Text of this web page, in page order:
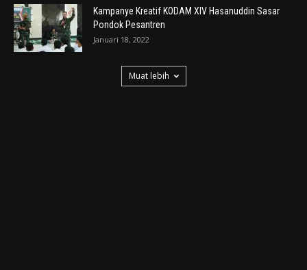
Kampanye Kreatif KODAM XIV Hasanuddin Sasar
Pondok Pesantren
Januari 18, 2022
Muat lebih